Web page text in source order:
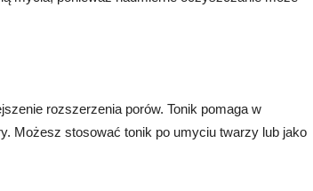
rozszerzenia porów. Tonik pomaga w
Możesz stosować tonik po umyciu twarzy lub jako